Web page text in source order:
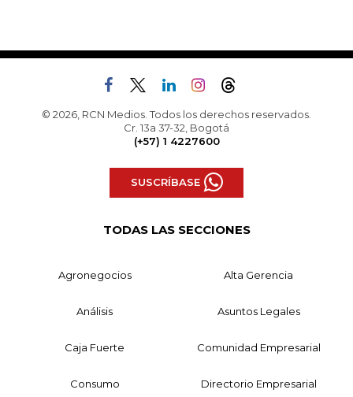
© 2026, RCN Medios. Todos los derechos reservados.
Cr. 13a 37-32, Bogotá
(+57) 1 4227600
SUSCRÍBASE
TODAS LAS SECCIONES
Agronegocios Alta Gerencia
Análisis Asuntos Legales
Caja Fuerte Comunidad Empresarial
Consumo Directorio Empresarial